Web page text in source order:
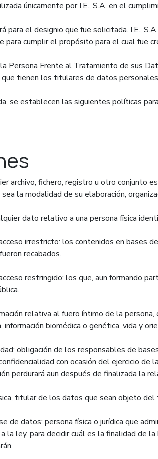
únicamente por I.E., S.A. en el
para el designio que fue solicitada. I.E.,
para cumplir el propósito para el cual fue
Persona Frente al Tratamiento de sus
tienen los titulares de datos
se establecen las siguientes políticas
archivo, fichero, registro u otro
la modalidad de su elaboración,
dato relativo a una persona física
irrestricto: los contenidos en bases
recabados.
restringido: los que, aun formando
relativa al fuero íntimo de la
información biomédica o genética, vida y
obligación de los responsables de
con ocasión del ejercicio
perdurará aun después de finalizada la
titular de los datos que sean objeto
de datos: persona física o jurídica que
la ley, para decidir cuál es la finalidad de